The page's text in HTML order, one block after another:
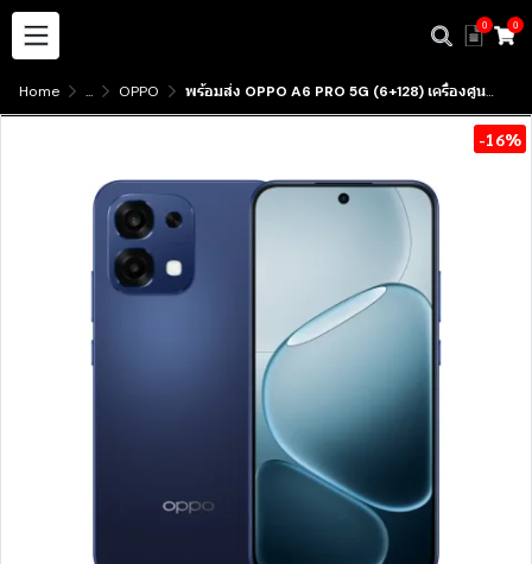
0 0
Home ... OPPO พร้อมส่ง OPPO A6 PRO 5G (6+128) เครื่องศูนย์ไทย ประกัน1ปี มีบริการับสินค้าาหน้าร้าน
-16%